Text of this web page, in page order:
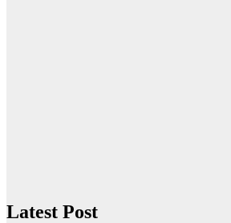
Latest Post